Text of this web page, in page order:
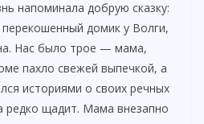
напоминала добрую сказку:
домик у Волги,
Нас было трое — мама,
пахло свежей выпечкой, а
историями о своих речных
редко щадит. Мама внезапно